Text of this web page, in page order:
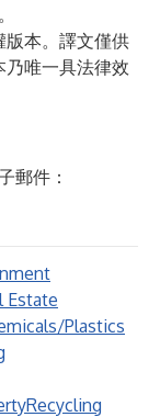
。
版本。譯文僅供
唯一具法律效
郵件：
Estate
Plastics
Recycling